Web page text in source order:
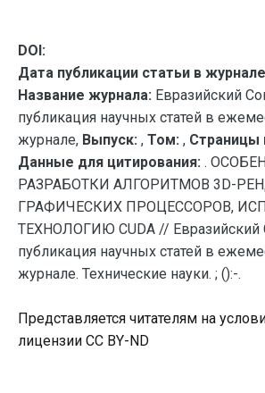
DOI:
Дата публикации статьи в
Название журнала: Евразийский
публикация научных статей в
журнале, Выпуск: , Том: , Страницы
Данные для цитирования: .
РАЗРАБОТКИ АЛГОРИТМОВ 3D-
ГРАФИЧЕСКИХ ПРОЦЕССОРОВ,
ТЕХНОЛОГИЮ CUDA //
публикация научных статей в
журнале. Технические науки. ; ():-.
Представляется читателям на
лицензии CC BY-ND